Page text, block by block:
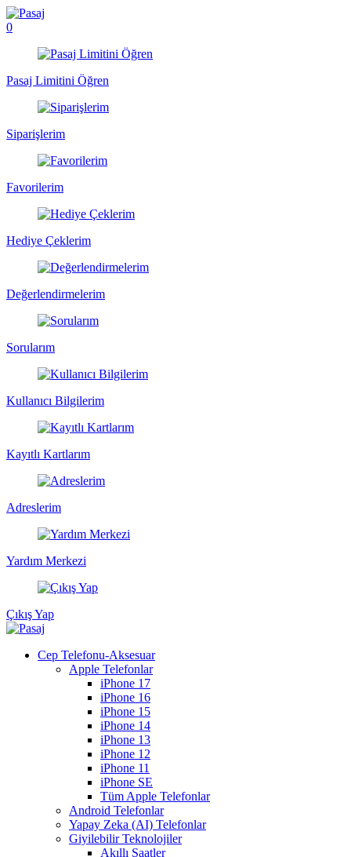
0
Pasaj Limitini Öğren
Siparişlerim
Favorilerim
Hediye Çeklerim
Değerlendirmelerim
Sorularım
Kullanıcı Bilgilerim
Kayıtlı Kartlarım
Adreslerim
Yardım Merkezi
Çıkış Yap
Cep Telefonu-Aksesuar
Apple Telefonlar
iPhone 17
iPhone 16
iPhone 15
iPhone 14
iPhone 13
iPhone 12
iPhone 11
iPhone SE
Tüm Apple Telefonlar
Android Telefonlar
Yapay Zeka (AI) Telefonlar
Giyilebilir Teknolojiler
Akıllı Saatler